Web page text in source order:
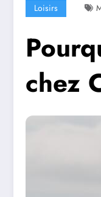
Loisirs
chez